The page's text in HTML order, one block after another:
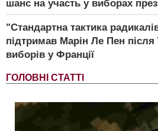
шанс на участь у виборах
"Стандартна тактика
підтримав Марін Ле Пен після
виборів у Франції
ГОЛОВНІ СТАТТІ